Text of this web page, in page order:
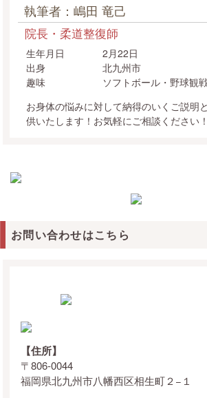
執筆者：嶋田 竜己
院長・柔道整復師
生年月日
2月22日
出身
北九州市
趣味
ソフトボール・野球観
お身体の悩みに対して納得のいくご説明
供いたします！お気軽にご相談ください！
お問い合わせはこちら
【住所】
〒806-0044
福岡県北九州市八幡西区相生町２−１